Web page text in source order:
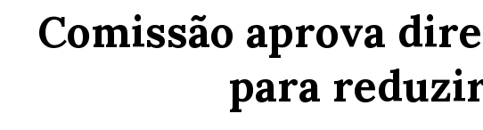
Comissão aprova
para